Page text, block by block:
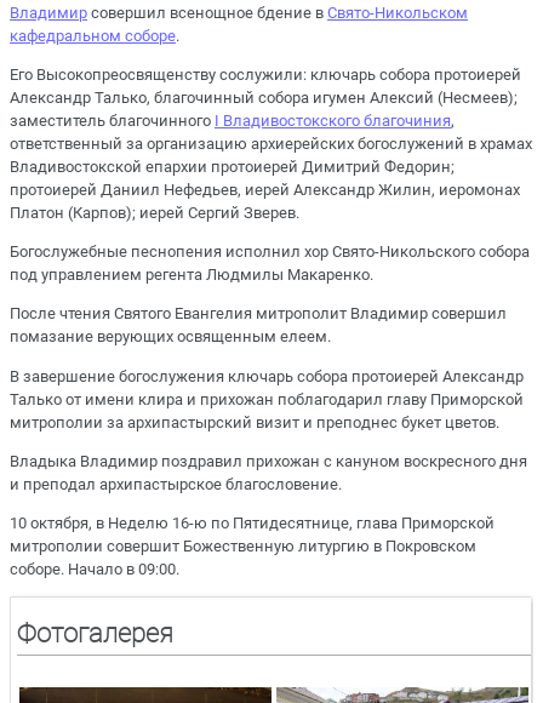
Владимир совершил всенощное бдение в Свято-Никольском
кафедральном соборе.
Его Высокопреосвященству сослужили: ключарь собора протоиерей
Александр Талько, благочинный собора игумен Алексий (Несмеев);
заместитель благочинного I Владивостокского благочиния,
ответственный за организацию архиерейских богослужений в храмах
Владивостокской епархии протоиерей Димитрий Федорин;
протоиерей Даниил Нефедьев, иерей Александр Жилин, иеромонах
Платон (Карпов); иерей Сергий Зверев.
Богослужебные песнопения исполнил хор Свято-Никольского собора
под управлением регента Людмилы Макаренко.
После чтения Святого Евангелия митрополит Владимир совершил
помазание верующих освященным елеем.
В завершение богослужения ключарь собора протоиерей Александр
Талько от имени клира и прихожан поблагодарил главу Приморской
митрополии за архипастырский визит и преподнес букет цветов.
Владыка Владимир поздравил прихожан с кануном воскресного дня
и преподал архипастырское благословение.
10 октября, в Неделю 16-ю по Пятидесятнице, глава Приморской
митрополии совершит Божественную литургию в Покровском
соборе. Начало в 09:00.
Фотогалерея